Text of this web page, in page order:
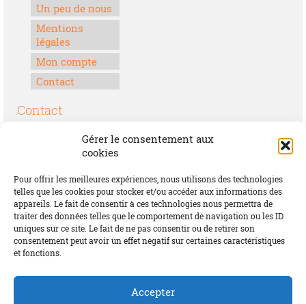
Gérer le consentement aux
cookies
Pour offrir les meilleures expériences, nous utilisons des technologies
telles que les cookies pour stocker et/ou accéder aux informations des
appareils. Le fait de consentir à ces technologies nous permettra de
traiter des données telles que le comportement de navigation ou les ID
uniques sur ce site. Le fait de ne pas consentir ou de retirer son
consentement peut avoir un effet négatif sur certaines caractéristiques
et fonctions.
Accepter
Un peu de nous
Mentions
légales
Mon compte
Contact
Contact
Boulevard Félix Houphouët-Boigny
contact@offrirdubonheur.com
Blog